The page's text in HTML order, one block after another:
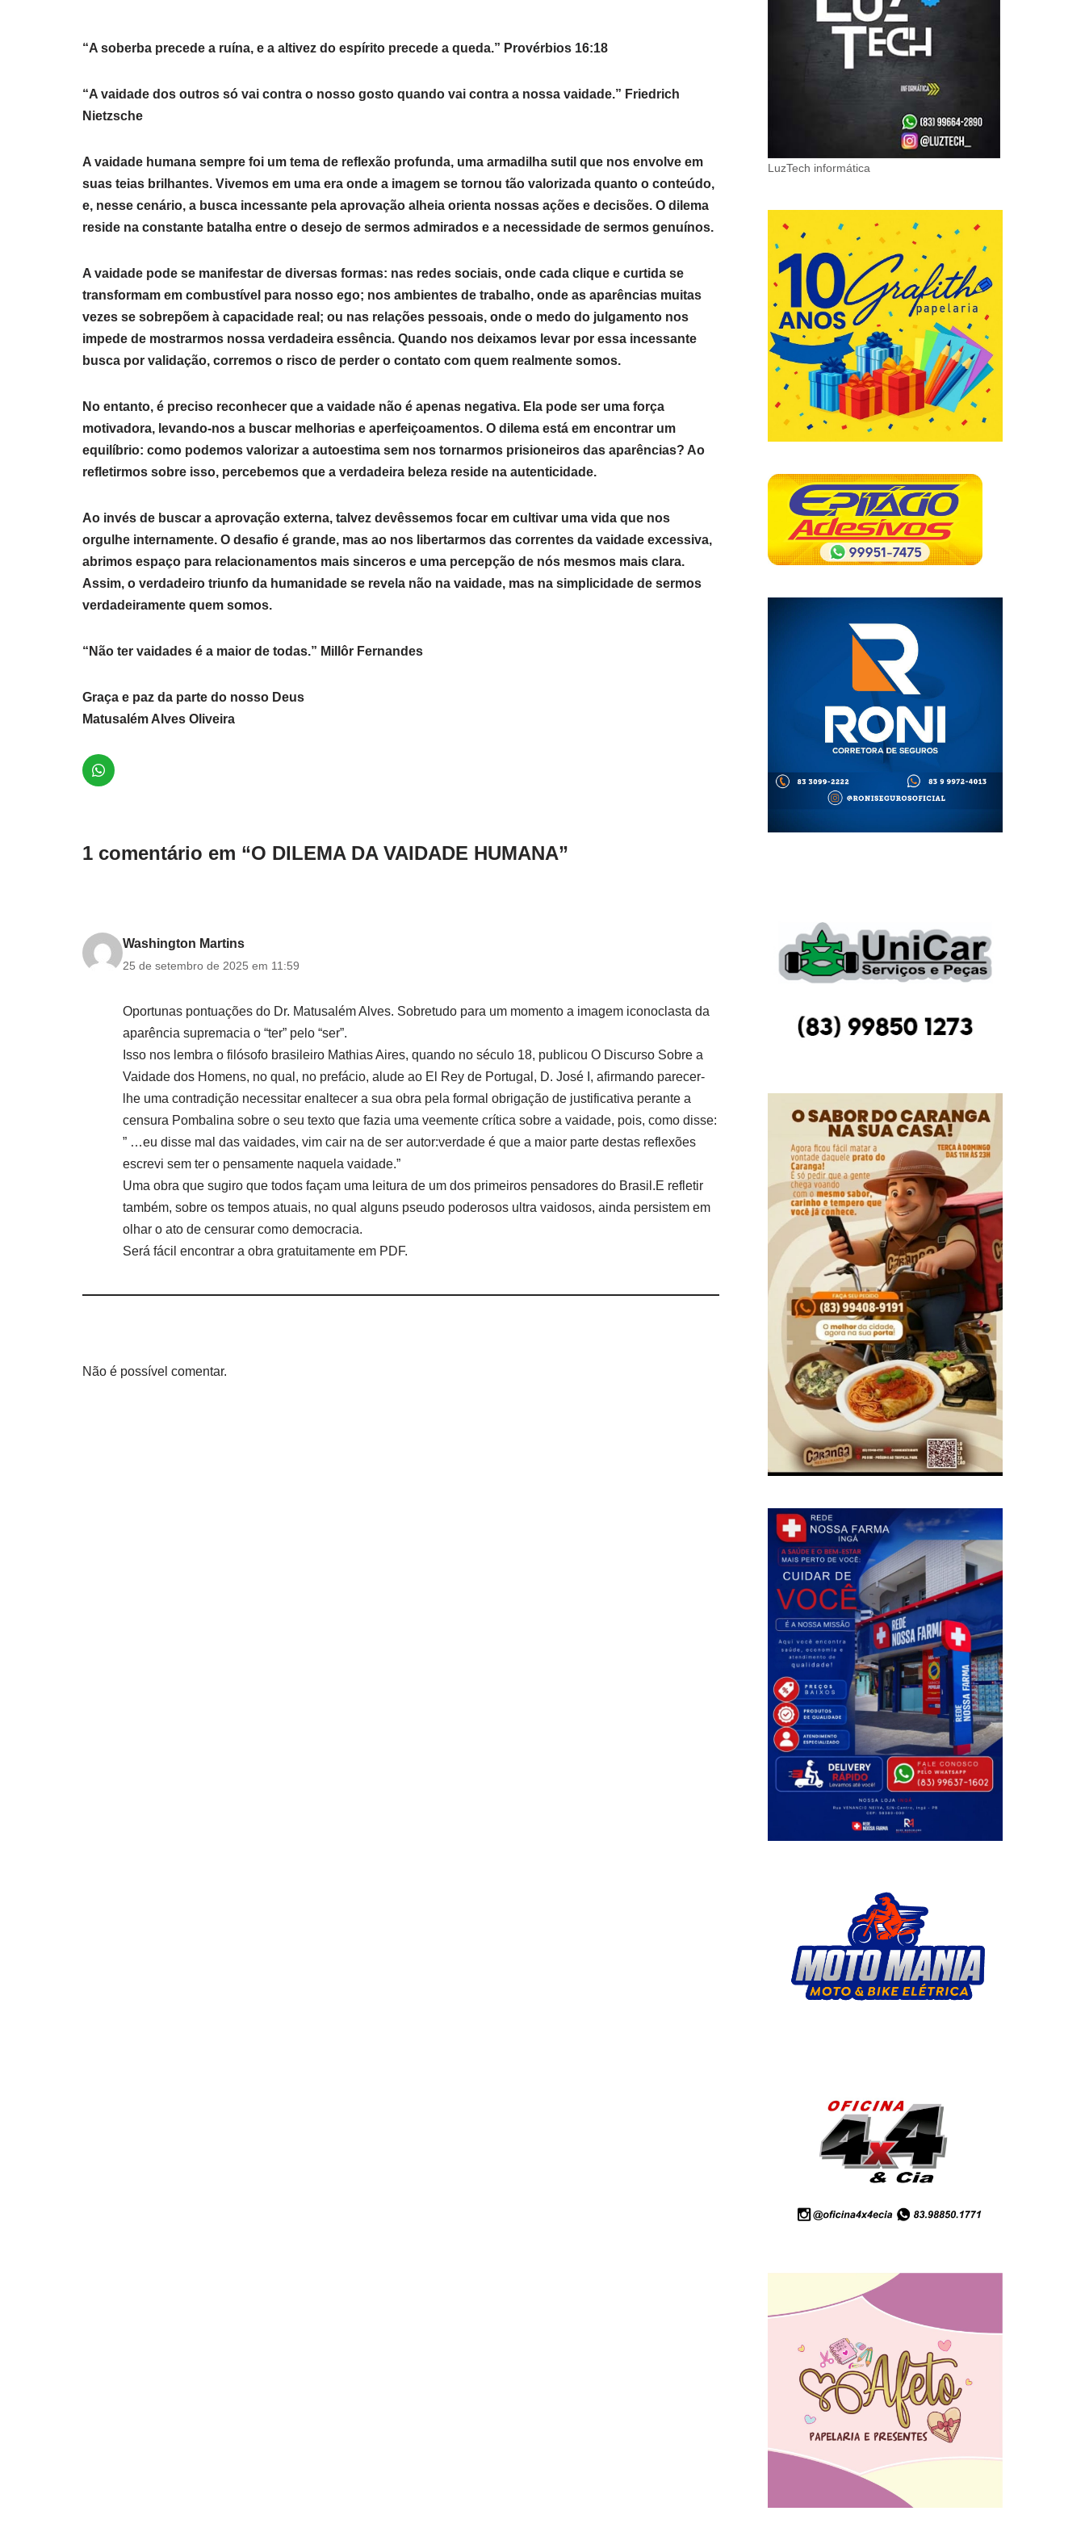
“A soberba precede a ruína, e a altivez do espírito precede a queda.” Provérbios 16:18
“A vaidade dos outros só vai contra o nosso gosto quando vai contra a nossa vaidade.” Friedrich
Nietzsche
A vaidade humana sempre foi um tema de reflexão profunda, uma armadilha sutil que nos envolve em
suas teias brilhantes. Vivemos em uma era onde a imagem se tornou tão valorizada quanto o conteúdo,
e, nesse cenário, a busca incessante pela aprovação alheia orienta nossas ações e decisões. O dilema
reside na constante batalha entre o desejo de sermos admirados e a necessidade de sermos genuínos.
A vaidade pode se manifestar de diversas formas: nas redes sociais, onde cada clique e curtida se
transformam em combustível para nosso ego; nos ambientes de trabalho, onde as aparências muitas
vezes se sobrepõem à capacidade real; ou nas relações pessoais, onde o medo do julgamento nos
impede de mostrarmos nossa verdadeira essência. Quando nos deixamos levar por essa incessante
busca por validação, corremos o risco de perder o contato com quem realmente somos.
No entanto, é preciso reconhecer que a vaidade não é apenas negativa. Ela pode ser uma força
motivadora, levando-nos a buscar melhorias e aperfeiçoamentos. O dilema está em encontrar um
equilíbrio: como podemos valorizar a autoestima sem nos tornarmos prisioneiros das aparências? Ao
refletirmos sobre isso, percebemos que a verdadeira beleza reside na autenticidade.
Ao invés de buscar a aprovação externa, talvez devêssemos focar em cultivar uma vida que nos
orgulhe internamente. O desafio é grande, mas ao nos libertarmos das correntes da vaidade excessiva,
abrimos espaço para relacionamentos mais sinceros e uma percepção de nós mesmos mais clara.
Assim, o verdadeiro triunfo da humanidade se revela não na vaidade, mas na simplicidade de sermos
verdadeiramente quem somos.
“Não ter vaidades é a maior de todas.” Millôr Fernandes
Graça e paz da parte do nosso Deus
Matusalém Alves Oliveira
1 comentário em “O DILEMA DA VAIDADE HUMANA”
Washington Martins
25 de setembro de 2025 em 11:59
Oportunas pontuações do Dr. Matusalém Alves. Sobretudo para um momento a imagem iconoclasta da
aparência supremacia o “ter” pelo “ser”.
Isso nos lembra o filósofo brasileiro Mathias Aires, quando no século 18, publicou O Discurso Sobre a
Vaidade dos Homens, no qual, no prefácio, alude ao El Rey de Portugal, D. José I, afirmando parecer-
lhe uma contradição necessitar enaltecer a sua obra pela formal obrigação de justificativa perante a
censura Pombalina sobre o seu texto que fazia uma veemente crítica sobre a vaidade, pois, como disse:
” …eu disse mal das vaidades, vim cair na de ser autor:verdade é que a maior parte destas reflexões
escrevi sem ter o pensamente naquela vaidade.”
Uma obra que sugiro que todos façam uma leitura de um dos primeiros pensadores do Brasil.E refletir
também, sobre os tempos atuais, no qual alguns pseudo poderosos ultra vaidosos, ainda persistem em
olhar o ato de censurar como democracia.
Será fácil encontrar a obra gratuitamente em PDF.
Não é possível comentar.
LuzTech informática